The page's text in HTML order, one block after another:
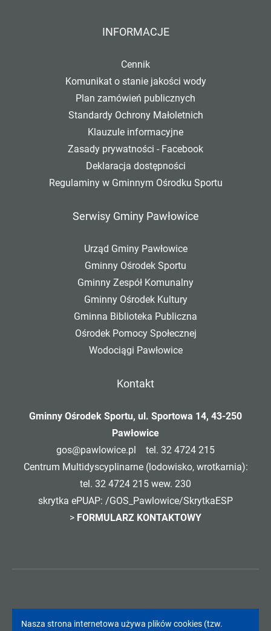
INFORMACJE
Cennik
Komunikat o stanie jakości wody
Plan zamówień publicznych
Standardy Ochrony Małoletnich
Klauzule informacyjne
Zasady prywatności - Facebook
Deklaracja dostępności
Regulaminy w Gminnym Ośrodku Sportu
Serwisy Gminy Pawłowice
Urząd Gminy Pawłowice
Gminny Ośrodek Sportu
Gminny Zespół Komunalny
Gminny Ośrodek Kultury
Gminna Biblioteka Publiczna
Ośrodek Pomocy Społecznej
Wodociągi Pawłowice
Kontakt
Gminny Ośrodek Sportu, ul. Sportowa 14, 43-250
Pawłowice
gos@pawlowice.pl tel. 32 4724 215
Centrum Multidyscyplinarne (lodowisko, wrotkarnia):
tel. 32 4724 215 wew. 230
skrytka ePUAP: /GOS_Pawlowice/SkrytkaESP
> FORMULARZ KONTAKTOWY
Nasza strona internetowa używa plików cookies (tzw.